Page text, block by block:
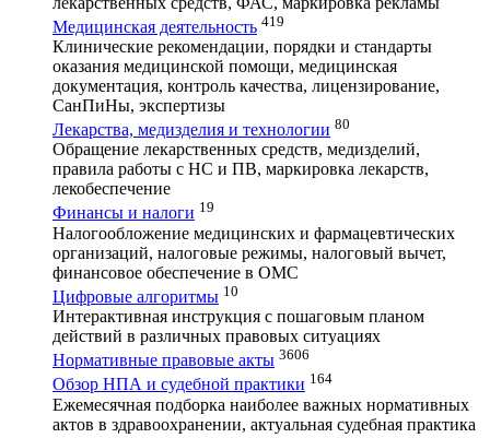
Медицинская деятельность 419
Клинические рекомендации, порядки и стандарты
оказания медицинской помощи, медицинская
документация, контроль качества, лицензирование,
СанПиНы, экспертизы
Лекарства, медизделия и технологии 80
Обращение лекарственных средств, медизделий,
правила работы с НС и ПВ, маркировка лекарств,
лекобеспечение
Финансы и налоги 19
Налогообложение медицинских и фармацевтических
организаций, налоговые режимы, налоговый вычет,
финансовое обеспечение в ОМС
Цифровые алгоритмы 10
Интерактивная инструкция с пошаговым планом
действий в различных правовых ситуациях
Нормативные правовые акты 3606
Обзор НПА и судебной практики 164
Ежемесячная подборка наиболее важных нормативных
актов в здравоохранении, актуальная судебная практика